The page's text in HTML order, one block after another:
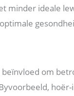
minder ideale
om